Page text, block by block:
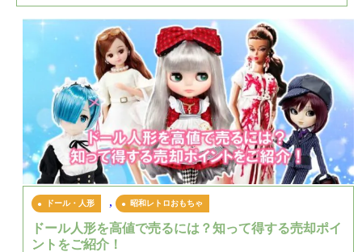
ドール・人形 , 昭和レトロおもちゃ
ドール人形を高値で売るには？知って得する売却ポイ
ントをご紹介！